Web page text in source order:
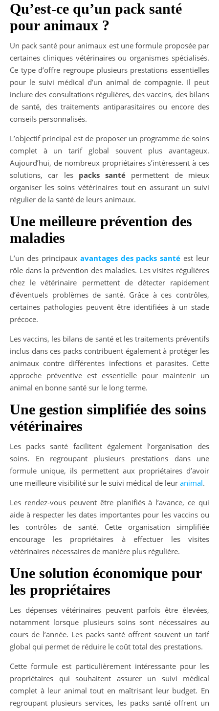
Qu’est-ce qu’un pack santé
pour animaux ?
Un pack santé pour animaux est une formule proposée par
certaines cliniques vétérinaires ou organismes spécialisés.
Ce type d’offre regroupe plusieurs prestations essentielles
pour le suivi médical d’un animal de compagnie. Il peut
inclure des consultations régulières, des vaccins, des bilans
de santé, des traitements antiparasitaires ou encore des
conseils personnalisés.
L’objectif principal est de proposer un programme de soins
complet à un tarif global souvent plus avantageux.
Aujourd’hui, de nombreux propriétaires s’intéressent à ces
solutions, car les packs santé permettent de mieux
organiser les soins vétérinaires tout en assurant un suivi
régulier de la santé de leurs animaux.
Une meilleure prévention des
maladies
L’un des principaux avantages des packs santé est leur
rôle dans la prévention des maladies. Les visites régulières
chez le vétérinaire permettent de détecter rapidement
d’éventuels problèmes de santé. Grâce à ces contrôles,
certaines pathologies peuvent être identifiées à un stade
précoce.
Les vaccins, les bilans de santé et les traitements préventifs
inclus dans ces packs contribuent également à protéger les
animaux contre différentes infections et parasites. Cette
approche préventive est essentielle pour maintenir un
animal en bonne santé sur le long terme.
Une gestion simplifiée des soins
vétérinaires
Les packs santé facilitent également l’organisation des
soins. En regroupant plusieurs prestations dans une
formule unique, ils permettent aux propriétaires d’avoir
une meilleure visibilité sur le suivi médical de leur animal.
Les rendez-vous peuvent être planifiés à l’avance, ce qui
aide à respecter les dates importantes pour les vaccins ou
les contrôles de santé. Cette organisation simplifiée
encourage les propriétaires à effectuer les visites
vétérinaires nécessaires de manière plus régulière.
Une solution économique pour
les propriétaires
Les dépenses vétérinaires peuvent parfois être élevées,
notamment lorsque plusieurs soins sont nécessaires au
cours de l’année. Les packs santé offrent souvent un tarif
global qui permet de réduire le coût total des prestations.
Cette formule est particulièrement intéressante pour les
propriétaires qui souhaitent assurer un suivi médical
complet à leur animal tout en maîtrisant leur budget. En
regroupant plusieurs services, les packs santé offrent un